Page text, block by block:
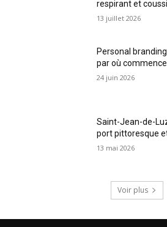
respirant et
13 juillet 2026
Personal
par où
24 juin 2026
Saint-Jean-de-
port pittoresque
13 mai 2026
Voir plus